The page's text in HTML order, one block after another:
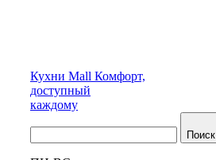
Кухни Mall Комфорт,
доступный
каждому
Поиск